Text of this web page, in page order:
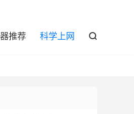
推荐 科学上网 